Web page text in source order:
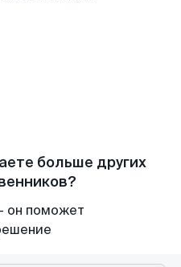
больше других
он поможет